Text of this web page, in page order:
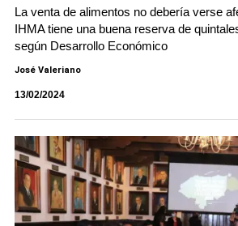
La venta de alimentos no debería verse
IHMA tiene una buena reserva de
según Desarrollo Económico
José Valeriano
13/02/2024